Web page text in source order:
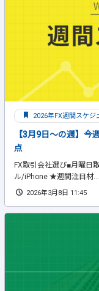
2026年FX週間スケジ
【3月9日～の週】今
点
FX取引会社選び■月曜日
ル/iPhone ★週間注目材...
2026年3月8日 11:45